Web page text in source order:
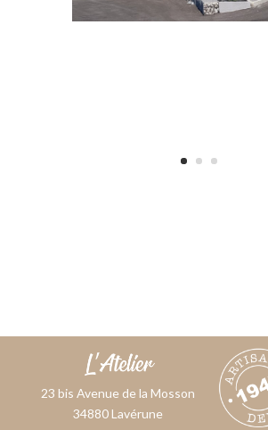
23 bis Avenue de la Mosson
34880 Lavérune